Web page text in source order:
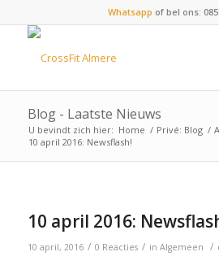
Whatsapp of bel ons:
Blog - Laatste Nieuws
U bevindt zich hier: Home / Privé: Blog /
10 april 2016: Newsflash!
10 april 2016:
10 april, 2016 / 0 Reacties / in Algemeen /